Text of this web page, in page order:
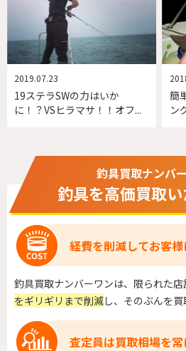
19ステラSWの力はいか
に！？VSヒラマサ！！オフ...
2019.07.23
簡
ン
釣具買取ナンバ
釣具を高価買取い
経費を削減してお客様
釣具買取ナンバーワンは、限られた店
をギリギリまで削減し、そのぶんを
査定員は買取相場を常